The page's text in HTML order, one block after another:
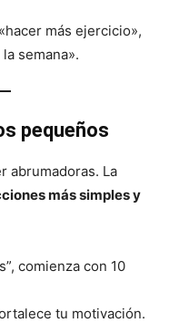
más ejercicio»,
semana».
pequeños
abrumadoras. La
más simples y
comienza con 10
tu motivación.